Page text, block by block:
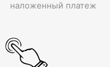
наложенный платеж